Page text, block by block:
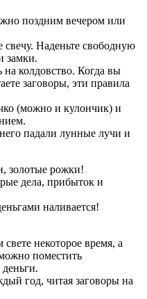
поздним вечером или
Наденьте свободную
замки.
на колдовство. Когда вы
заговоры, эти правила
(можно и кулончик) и
падали лунные лучи и
золотые рожки!
дела, прибыток и
наливается!
некоторое время, а
поместить
год, читая заговоры на